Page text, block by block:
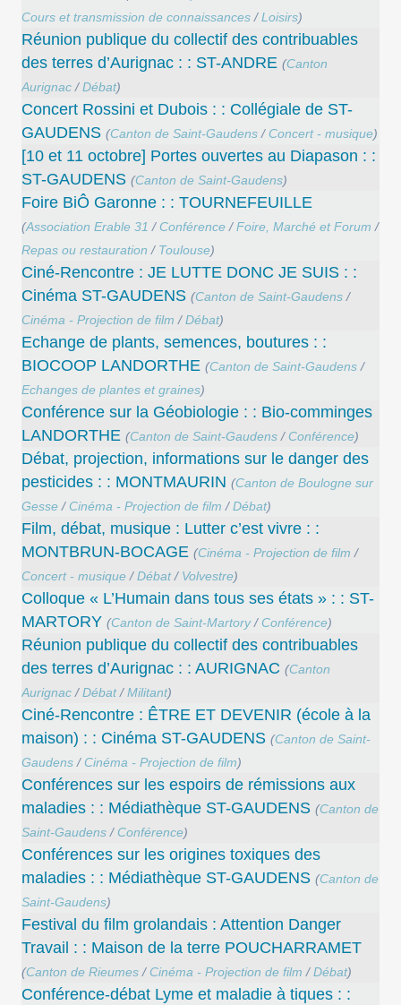
Cours et transmission de connaissances/Loisirs)
Réunion publique du collectif des contribuables
des terres d’Aurignac : : ST-ANDRE (Canton
Aurignac/Débat)
Concert Rossini et Dubois : : Collégiale de ST-
GAUDENS (Canton de Saint-Gaudens/ Concert - musique)
[10 et 11 octobre] Portes ouvertes au Diapason : :
ST-GAUDENS (Canton de Saint-Gaudens)
Foire BiÔ Garonne : : TOURNEFEUILLE
(Association Erable 31 / Conférence/Foire, Marché et Forum /
Repas ou restauration / Toulouse)
Ciné-Rencontre : JE LUTTE DONC JE SUIS : :
Cinéma ST-GAUDENS (Canton de Saint-Gaudens/
Cinéma - Projection de film /Débat)
Echange de plants, semences, boutures : :
BIOCOOP LANDORTHE (Canton de Saint-Gaudens/
Echanges de plantes et graines)
Conférence sur la Géobiologie : : Bio-comminges
LANDORTHE (Canton de Saint-Gaudens/ Conférence)
Débat, projection, informations sur le danger des
pesticides : : MONTMAURIN (Canton de Boulogne sur
Gesse/ Cinéma - Projection de film /Débat)
Film, débat, musique : Lutter c’est vivre : :
MONTBRUN-BOCAGE (Cinéma - Projection de film /
Concert - musique/Débat/ Volvestre)
Colloque « L’Humain dans tous ses états » : : ST-
MARTORY (Canton de Saint-Martory/ Conférence)
Réunion publique du collectif des contribuables
des terres d’Aurignac : : AURIGNAC (Canton
Aurignac/Débat/Militant)
Ciné-Rencontre : ÊTRE ET DEVENIR (école à la
maison) : : Cinéma ST-GAUDENS (Canton de Saint-
Gaudens/ Cinéma - Projection de film)
Conférences sur les espoirs de rémissions aux
maladies : : Médiathèque ST-GAUDENS (Canton de
Saint-Gaudens/ Conférence)
Conférences sur les origines toxiques des
maladies : : Médiathèque ST-GAUDENS (Canton de
Saint-Gaudens)
Festival du film grolandais : Attention Danger
Travail : : Maison de la terre POUCHARRAMET
(Canton de Rieumes/ Cinéma - Projection de film /Débat)
Conférence-débat Lyme et maladie à tiques : :